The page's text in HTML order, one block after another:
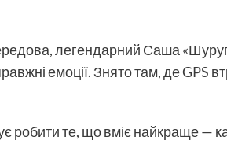
легендарний Саша
емоції. Знято там, де GPS
те, що вміє найкраще —